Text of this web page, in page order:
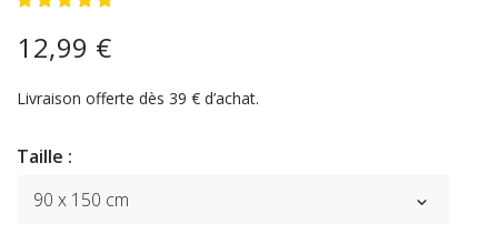
12,99 €
Livraison offerte dès 39 € d’achat.
Taille :